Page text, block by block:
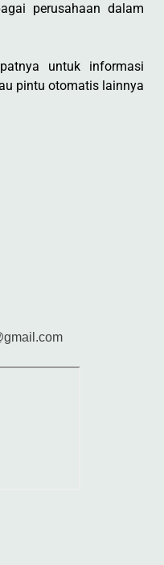
perusahaan dalam
untuk informasi
pintu otomatis lainnya